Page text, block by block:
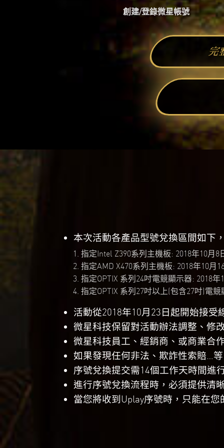
創建/登錄微星帳號
完
本次活動各產品型號兌換區間如下
指定Intel Z390系列主機板: 2018年10月8
指定AMD X470系列主機板: 2018年10月
指定OPTIX 系列24吋電競顯示器: 2018年
指定OPTIX 系列27吋以上(包含27吋)電
活動從2018年10月23日起開始接受
微星科技保留對活動辦法調整、修
微星科技員工、經銷商、或商業合
如果發現任何非法、欺詐性索賠…
序號兌換提交需14個工作天時間進
進行序號兌換流程時，必須提供清
當您將收到Uplay序號時，只能在